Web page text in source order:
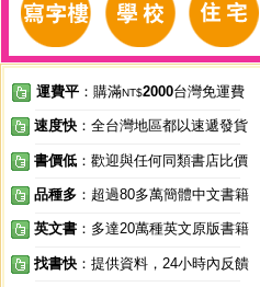
運費平 ：購滿NT$2000台灣免運費
速度快 ：全台灣地區都以速遞發貨
書價低 ：歡迎與任何同類書店比價
品種多 ：超過80多萬簡體中文書籍
英文書 ：多達20萬種英文原版書籍
找書快 ：提供資料，24小時內反饋